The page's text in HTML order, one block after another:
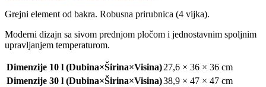
od
do
Grejni element od bakra. Robusna prirubnica (4 vijka).
Moderni dizajn sa sivom prednjom pločom i jednostavnim spoljnim
upravljanjem temperaturom.
Dimenzije 10 l (Dubina×Širina×Visina)27,6 × 36 × 36 cm
Dimenzije 30 l (Dubina×Širina×Visina)38,9 × 47 × 47 cm